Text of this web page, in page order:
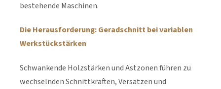
bestehende Maschinen.
Die Herausforderung: Geradschnitt bei variablen
Werkstückstärken
Schwankende Holzstärken und Astzonen führen zu
wechselnden Schnittkräften, Versätzen und